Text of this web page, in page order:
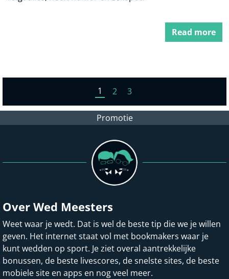
Read more
1 2 3
Promotie
Over Wed Meesters
Weet waar je wedt. Dat is wel de beste tip die we je willen
geven. Het internet staat vol met bookmakers waar je
kunt wedden op sport. Je ziet overal aantrekkelijke
bonussen, de beste livescores, de snelste sites, de beste
mobiele site en apps en nog veel meer.